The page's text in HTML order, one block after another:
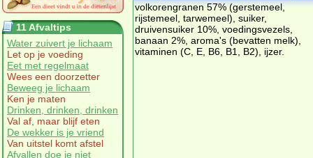
11 Afvaltips
Water zuivert je lichaam
Let op je voeding
Eet met regelmaat
Wees een doorzetter
Beweeg je lichaam
Ken je maten
Drinken, drinken, drinken
Val af, maar blijf eten
De wekker is je vriend
Van uitstel komt afstel
Afvallen doe je niet
volkorengranen 57% (gerstemeel,
rijstemeel, tarwemeel), suiker,
druivensuiker 10%, voedingsvezels,
banaan 2%, aroma's (bevatten melk),
vitaminen (C, E, B6, B1, B2), ijzer.